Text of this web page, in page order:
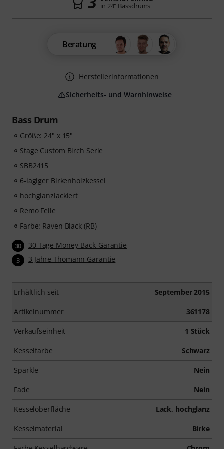
Bass Drum
Größe: 24" x 15"
Stage Custom Birch Serie
SBB2415
6-lagiger Birkenholzkessel
hochglanzlackiert
Remo Felle
Farbe: Raven Black (RB)
30 30 Tage Money-Back-Garantie
3 3 Jahre Thomann Garantie
Erhältlich seit September 2015
Artikelnummer 361178
Verkaufseinheit 1 Stück
Kesselfarbe Schwarz
Sparkle Nein
Fade Nein
Kesseloberfläche Lack, hochglanz
Kesselmaterial Birke
in 24" Bassdrums
Beratung
Herstellerinformationen
Sicherheits- und Warnhinweise